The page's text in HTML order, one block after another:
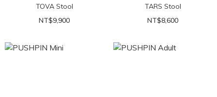
TOVA Stool
NT$9,900
TARS Stool
NT$8,600